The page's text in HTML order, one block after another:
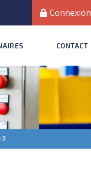
Connexion
CONTACT